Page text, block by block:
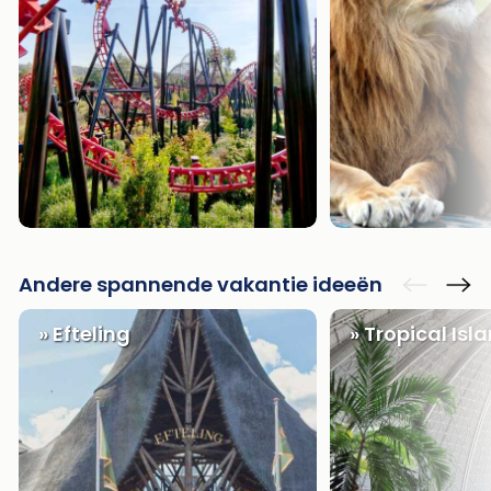
Andere spannende vakantie ideeën
» Efteling
» Tropical